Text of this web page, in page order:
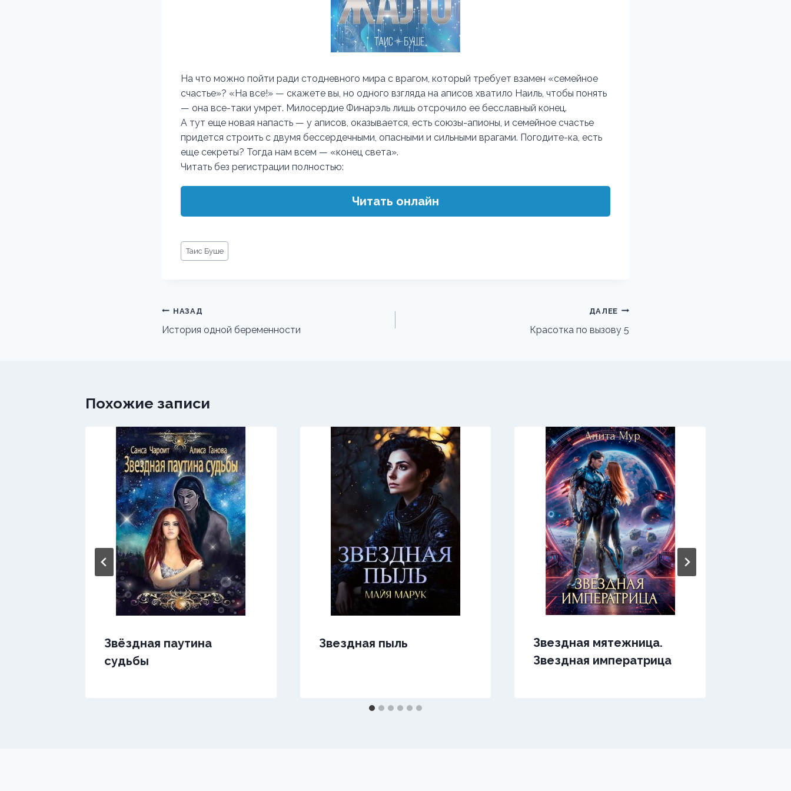
На что можно пойти ради стодневного мира с врагом, который требует взамен «семейное
счастье»? «На все!» — скажете вы, но одного взгляда на аписов хватило Наиль, чтобы понять
— она все-таки умрет. Милосердие Финарэль лишь отсрочило ее бесславный конец.
А тут еще новая напасть — у аписов, оказывается, есть союзы-апионы, и семейное счастье
придется строить с двумя бессердечными, опасными и сильными врагами. Погодите-ка, есть
еще секреты? Тогда нам всем — «конец света».
Читать без регистрации полностью:
Читать онлайн
Метки
записи:
Таис Буше
Навигация
по
НАЗАД
История одной беременности
ДАЛЕЕ
Красотка по вызову 5
Похожие записи
Звёздная паутина
судьбы
Звездная пыль
Звездная мятежница.
Звездная императрица